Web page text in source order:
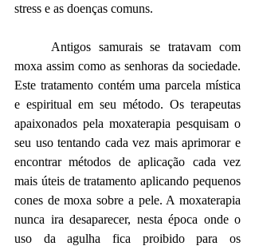
stress e as doenças comuns.
Antigos samurais se tratavam com
moxa assim como as senhoras da sociedade.
Este tratamento contém uma parcela mística
e espiritual em seu método. Os terapeutas
apaixonados pela moxaterapia pesquisam o
seu uso tentando cada vez mais aprimorar e
encontrar métodos de aplicação cada vez
mais úteis de tratamento aplicando pequenos
cones de moxa sobre a pele. A moxaterapia
nunca ira desaparecer, nesta época onde o
uso da agulha fica proibido para os